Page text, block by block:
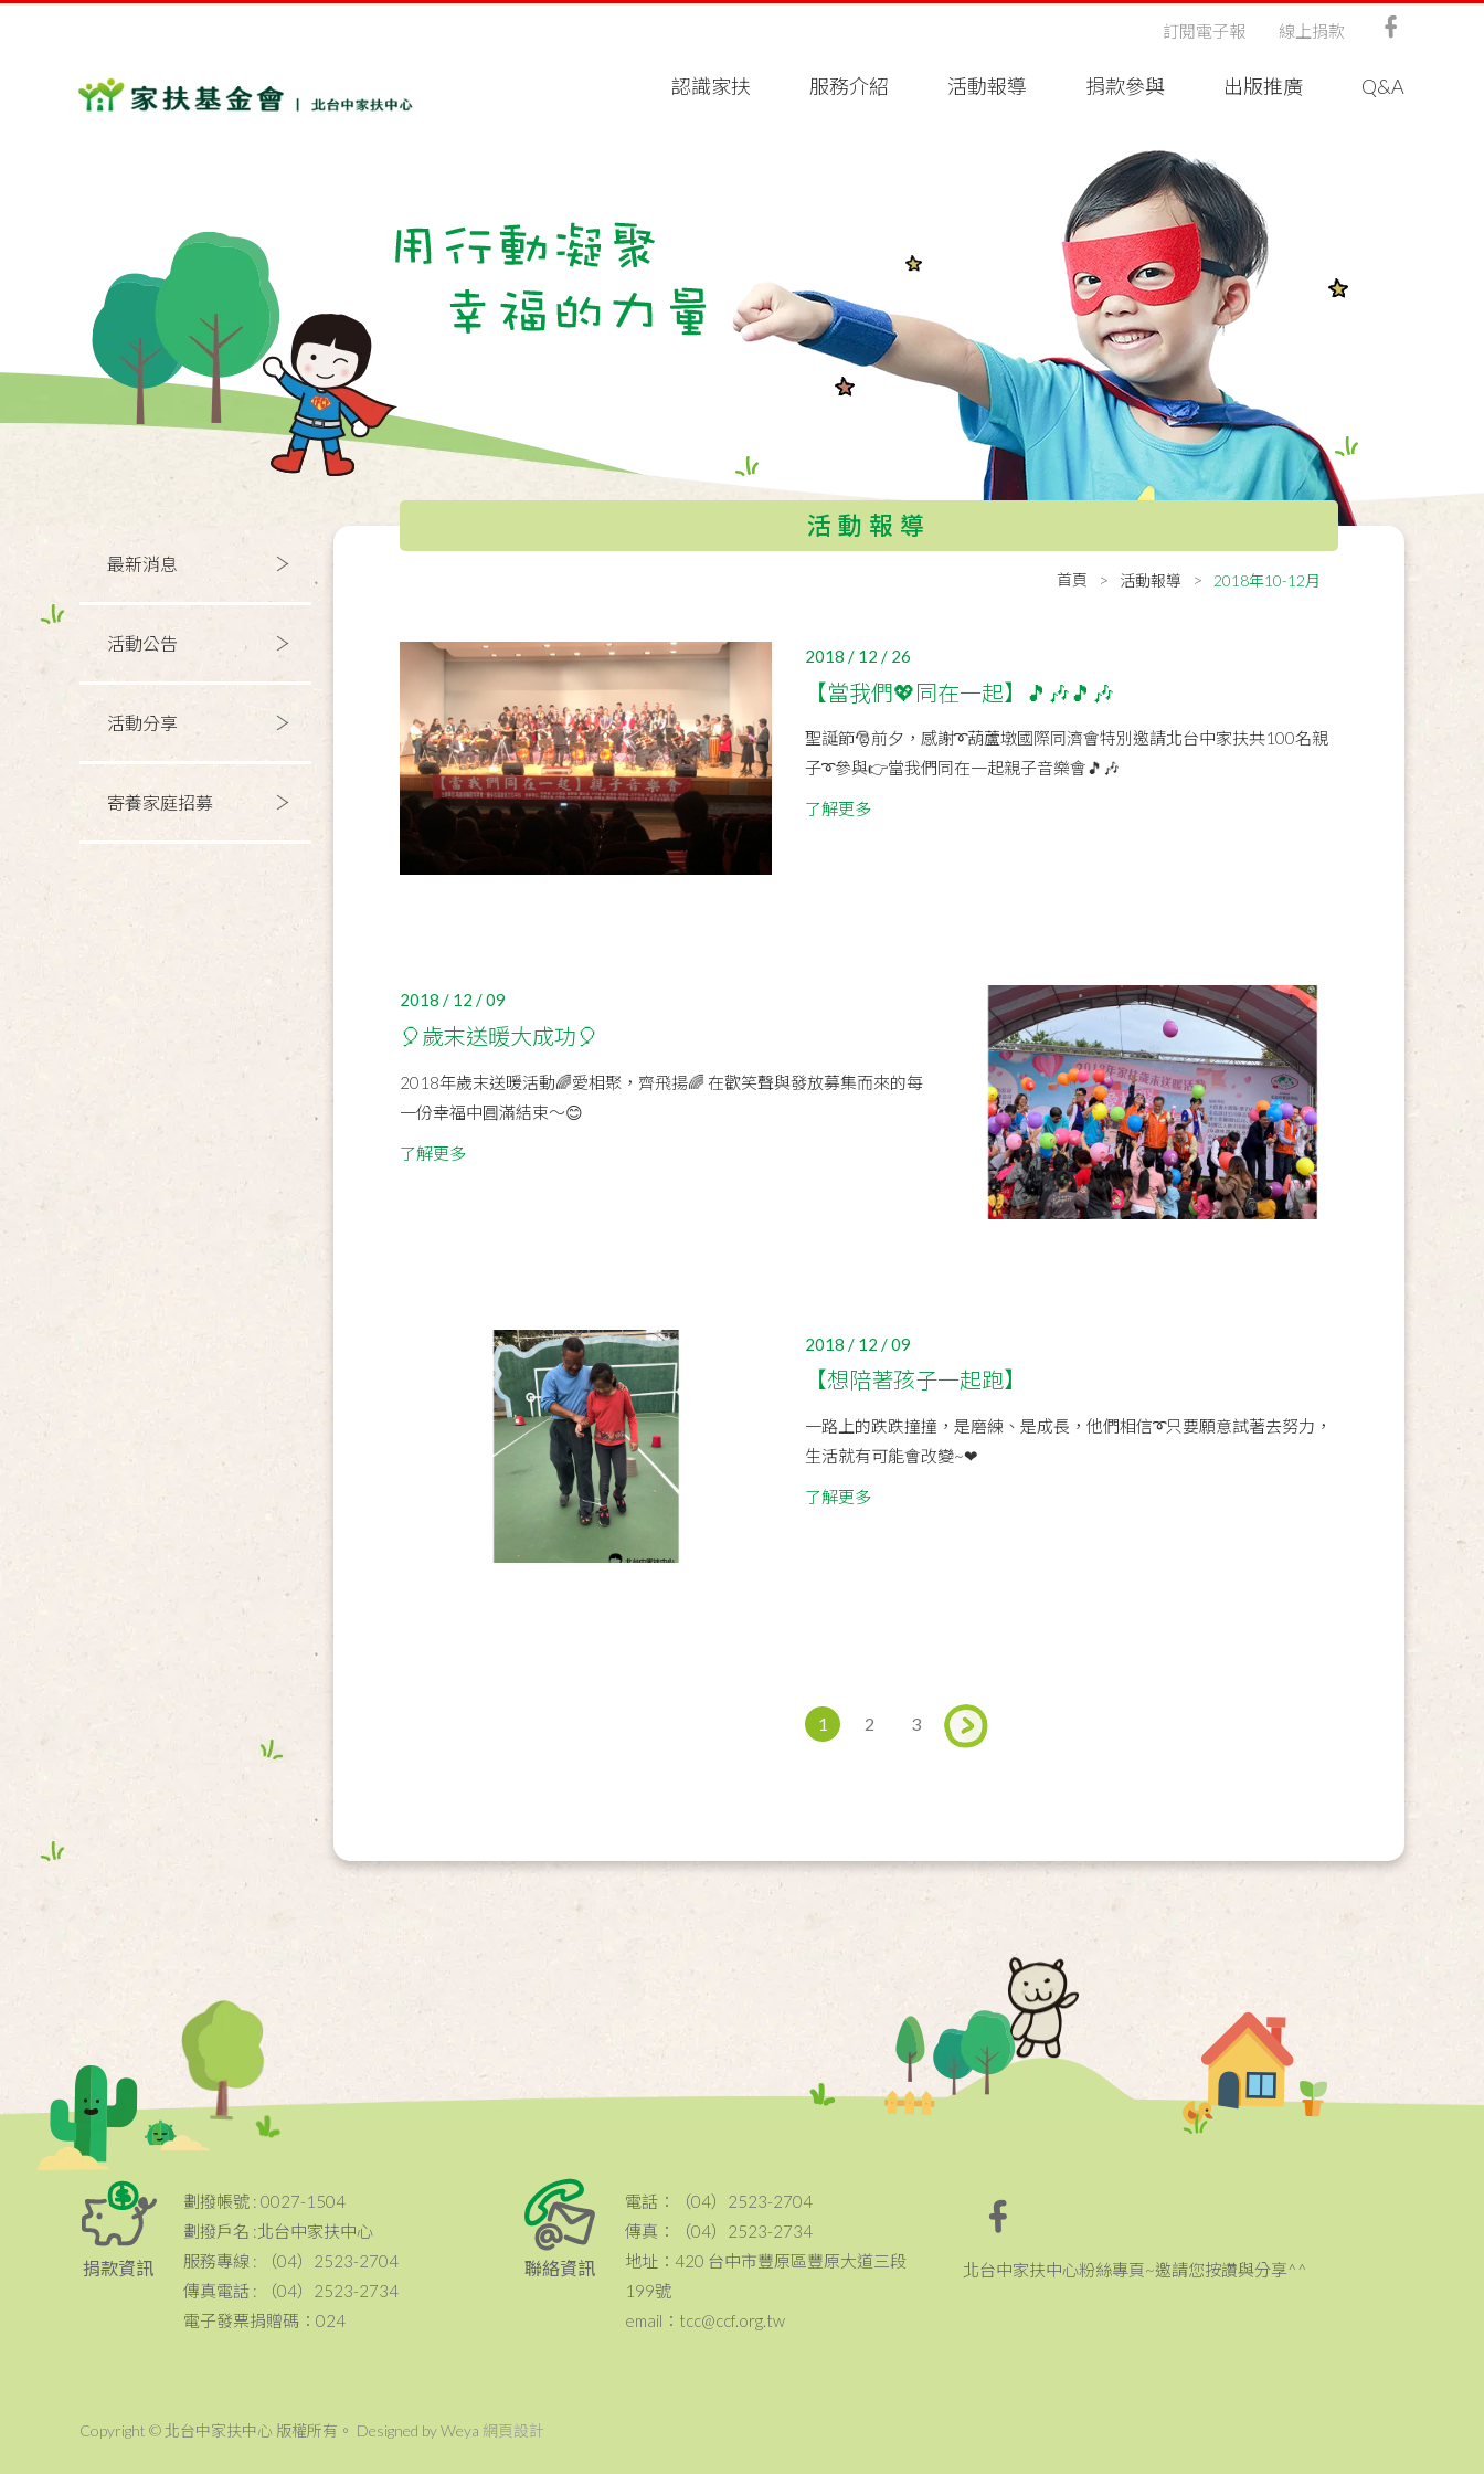
認識家扶 服務介紹 活動報導 捐款參與 出版推廣 Q&A
訂閱電子報 線上捐款
最新消息
活動公告
活動分享
寄養家庭招募
活動報導
首頁 活動報導 2018年10-12月
2018 / 12 / 26
【當我們💖同在一起】🎵🎶🎵🎶
聖誕節🎅前夕，感謝➰葫蘆墩國際同濟會特別邀請北台中家扶共100名親
子➰參與👉當我們同在一起親子音樂會🎵🎶
了解更多
2018 / 12 / 09
🎈歲末送暖大成功🎈
2018年歲末送暖活動🌈愛相聚，齊飛揚🌈 在歡笑聲與發放募集而來的每
一份幸福中圓滿結束～😊
了解更多
2018 / 12 / 09
【想陪著孩子一起跑】
一路上的跌跌撞撞，是磨練、是成長，他們相信➰只要願意試著去努力，
生活就有可能會改變~❤
了解更多
1 2 3
捐款資訊
劃撥帳號 : 0027-1504
劃撥戶名 :北台中家扶中心
服務專線 : （04）2523-2704
傳真電話 : （04）2523-2734
電子發票捐贈碼：024
聯絡資訊
電話：（04）2523-2704
傳真：（04）2523-2734
地址：420 台中市豐原區豐原大道三段
199號
email：tcc@ccf.org.tw
北台中家扶中心粉絲專頁~邀請您按讚與分享^^
Copyright © 北台中家扶中心 版權所有。 Designed by Weya 網頁設計